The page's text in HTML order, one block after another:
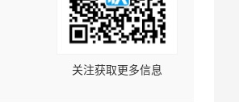
关注获取更多信息